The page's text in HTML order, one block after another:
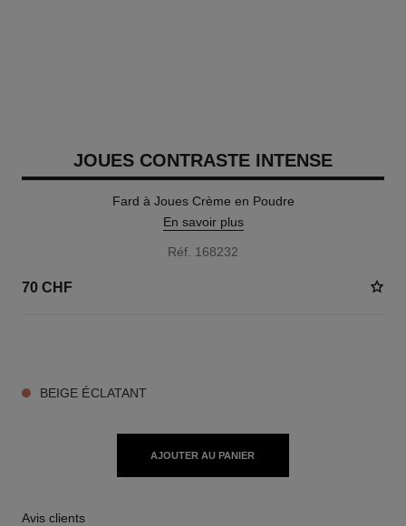
JOUES CONTRASTE INTENSE
Fard à Joues Crème en Poudre
En savoir plus
Réf. 168232
70 CHF
BEIGE ÉCLATANT
AJOUTER AU PANIER
Avis clients